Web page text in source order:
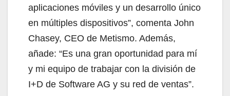
aplicaciones móviles y un desarrollo único
en múltiples dispositivos”, comenta John
Chasey, CEO de Metismo. Además,
añade: “Es una gran oportunidad para mí
y mi equipo de trabajar con la división de
I+D de Software AG y su red de ventas”.